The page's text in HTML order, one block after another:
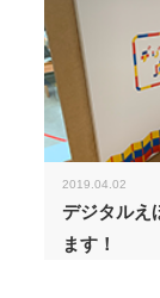
2019.04.02
デジタルえ
ます！